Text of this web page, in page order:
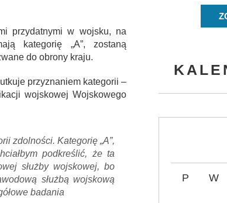
przydatnymi w wojsku, na
kategorię „A”, zostaną
do obrony kraju.
przyznaniem kategorii –
wojskowej Wojskowego
zdolności. Kategorię „A”,
podkreślić, że ta
służby wojskowej, bo
służbą wojskową
badania
P W